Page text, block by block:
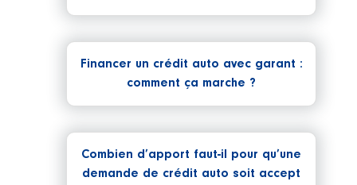
Financer un crédit auto avec garant :
comment ça marche ?
Combien d’apport faut-il pour qu’une
demande de crédit auto soit accept